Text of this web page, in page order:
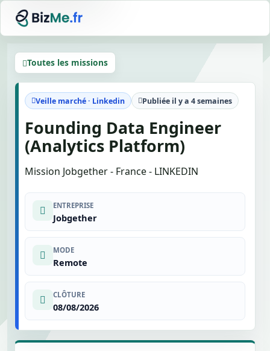
Toutes les missions
Veille marché · Linkedin Publiée il y a 4 semaines
Founding Data Engineer
(Analytics Platform)
Mission Jobgether - France - LINKEDIN
ENTREPRISE
Jobgether
MODE
Remote
CLÔTURE
08/08/2026